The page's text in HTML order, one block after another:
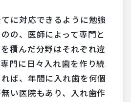
に対応できるように勉強
の、医師によって専門と
積んだ分野はそれぞれ違
門に日々入れ歯を作り続
ば、年間に入れ歯を何個
い医院もあり、入れ歯作